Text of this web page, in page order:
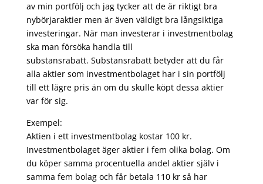
av min portfölj och jag tycker att de är riktigt bra
nybörjaraktier men är även väldigt bra långsiktiga
investeringar. När man investerar i investmentbolag
ska man försöka handla till
substansrabatt. Substansrabatt betyder att du får
alla aktier som investmentbolaget har i sin portfölj
till ett lägre pris än om du skulle köpt dessa aktier
var för sig.
Exempel:
Aktien i ett investmentbolag kostar 100 kr.
Investmentbolaget äger aktier i fem olika bolag. Om
du köper samma procentuella andel aktier själv i
samma fem bolag och får betala 110 kr så har